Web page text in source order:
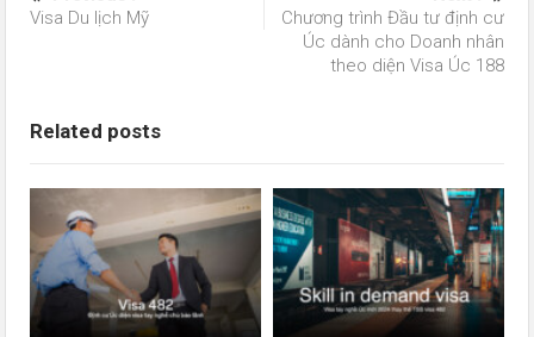
Visa Du lịch Mỹ
Chương trình Đầu tư định cư
Úc dành cho Doanh nhân
theo diện Visa Úc 188
Related posts